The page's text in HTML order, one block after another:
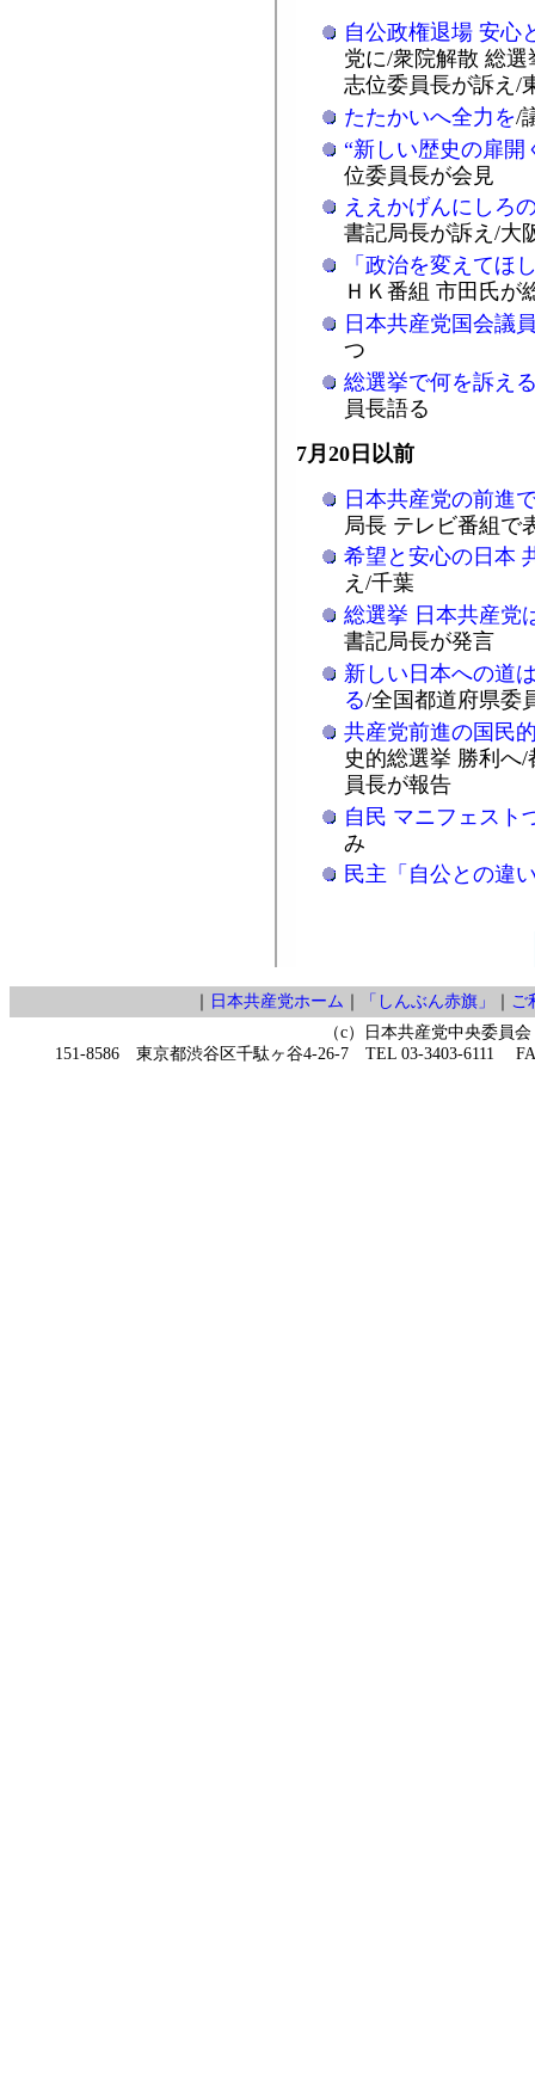
自公政権退場 安心
党に/衆院解散 総
志位委員長が訴え/
たたかいへ全力を/
“新しい歴史の扉開
位委員長が会見
ええかげんにしろ
書記局長が訴え/大
「政治を変えて
ＨＫ番組 市田氏が
日本共産党国会議
つ
総選挙で何を訴え
員長語る
7月20日以前
日本共産党の前進
局長 テレビ番組で
希望と安心の日本
え/千葉
総選挙 日本共産党
書記局長が発言
新しい日本への道
る/全国都道府県委
共産党前進の国民
史的総選挙 勝利へ
員長が報告
自民 マニフェスト
み
民主「自公との違
日本共産党ホーム 「しんぶん赤旗」
ご
（c）日本共産党中央委員会
151-8586 東京都渋谷区千駄ヶ谷4-26-7 TEL 03-3403-6111